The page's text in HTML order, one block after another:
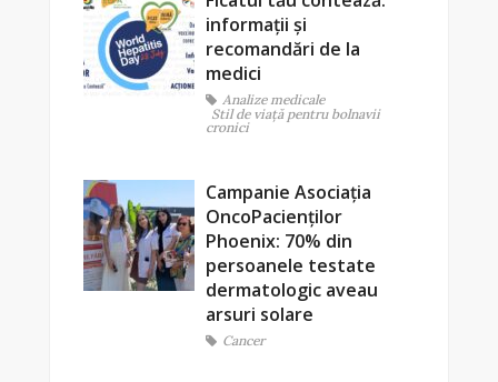
informații și
recomandări de la
medici
Analize medicale
Stil de viaţă pentru bolnavii
cronici
Campanie Asociația
OncoPacienților
Phoenix: 70% din
persoanele testate
dermatologic aveau
arsuri solare
Cancer